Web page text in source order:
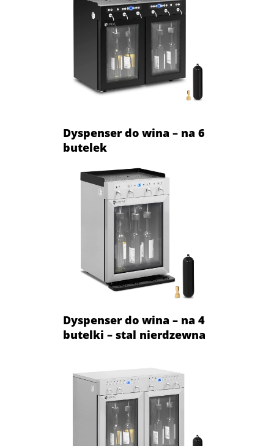
Dyspenser do wina – na 6
butelek
Dyspenser do wina – na 4
butelki – stal nierdzewna